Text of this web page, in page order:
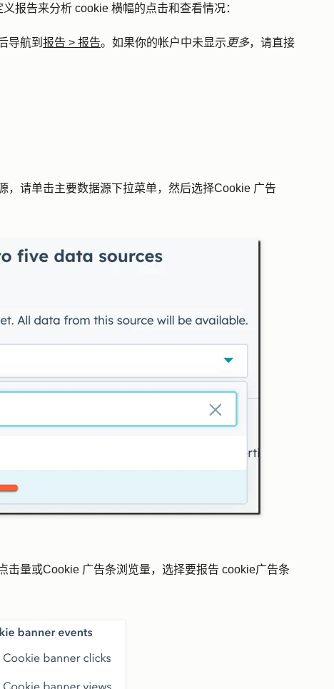
报告来分析 cookie 横幅的点击和查看情况：
导航到 报告 > 报告。如果你的帐户中未显示 更多，请直接
，请单击主要数据源下拉菜单，然后选择Cookie 广告
击量或Cookie 广告条浏览量，选择要报告 cookie广告条